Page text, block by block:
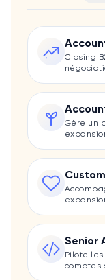
Closing
Gère un
Senior
Pilote
comptes